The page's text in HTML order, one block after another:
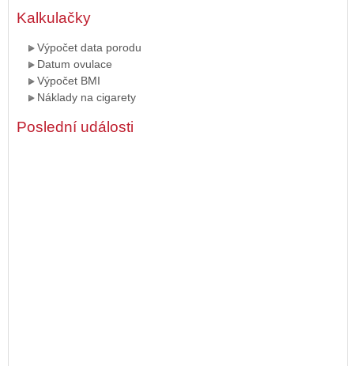
Kalkulačky
Výpočet data porodu
Datum ovulace
Výpočet BMI
Náklady na cigarety
Poslední události